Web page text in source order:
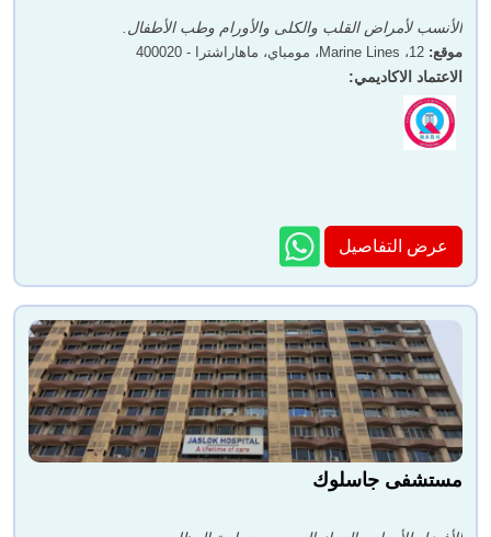
الأنسب لأمراض القلب والكلى والأورام وطب الأطفال.
موقع: 12، Marine Lines، مومباي، ماهاراشترا - 400020
الاعتماد الاكاديمي:
عرض التفاصيل
مستشفى جاسلوك